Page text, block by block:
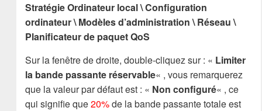
Stratégie Ordinateur local \ Configuration
ordinateur \ Modèles d’administration \ Réseau \
Planificateur de paquet QoS
Sur la fenêtre de droite, double-cliquez sur : « Limiter
la bande passante réservable« , vous remarquerez
que la valeur par défaut est : « Non configuré« , ce
qui signifie que20%de la bande passante totale est